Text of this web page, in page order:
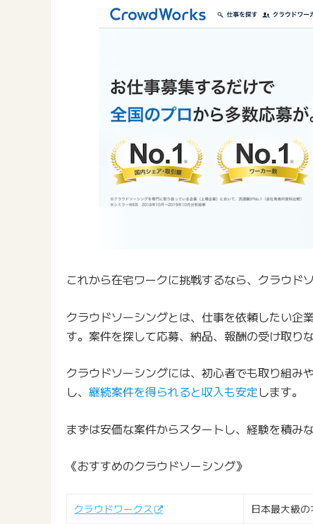
これから在宅ワークに挑戦するなら、クラウド
クラウドソーシングとは、仕事を依頼したい企
す。案件を探して応募、納品、報酬の受け取り
クラウドソーシングには、初心者でも取り組み
し、継続案件を得られると収入も安定します。
まずは安価な案件からスタートし、経験を積み
《おすすめのクラウドソーシング》
クラウドワークス 日本最大級